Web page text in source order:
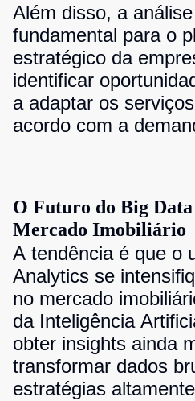
Além disso, a
fundamental para o
estratégico da
identificar
a adaptar os
acordo com a
O Futuro do Big
Mercado Imobiliário
A tendência é que o
Analytics se
no mercado
da Inteligência
obter insights ainda
transformar dados
estratégias